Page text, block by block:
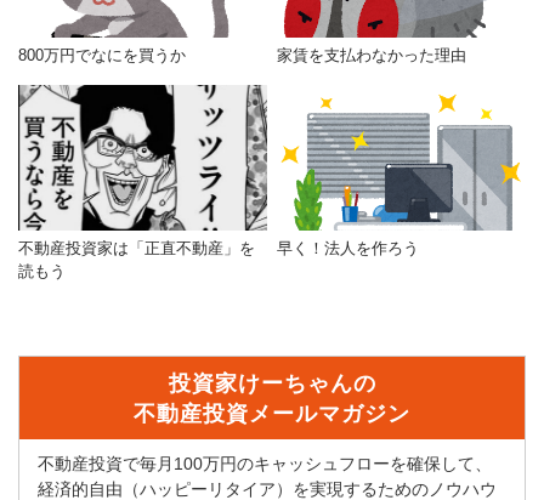
800万円でなにを買うか 家賃を支払わなかった理由
不動産投資家は「正直不動産」を
読もう
早く！法人を作ろう
投資家けーちゃんの
不動産投資メールマガジン
不動産投資で毎月100万円のキャッシュフローを確保して、
経済的自由（ハッピーリタイア）を実現するためのノウハウ